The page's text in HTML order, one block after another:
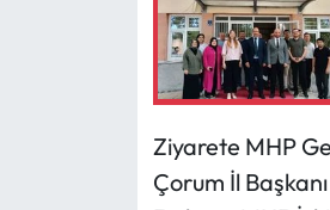
Ziyarete MHP
Çorum İl
Mecitözü Haberleri
Ortaköy Haberleri